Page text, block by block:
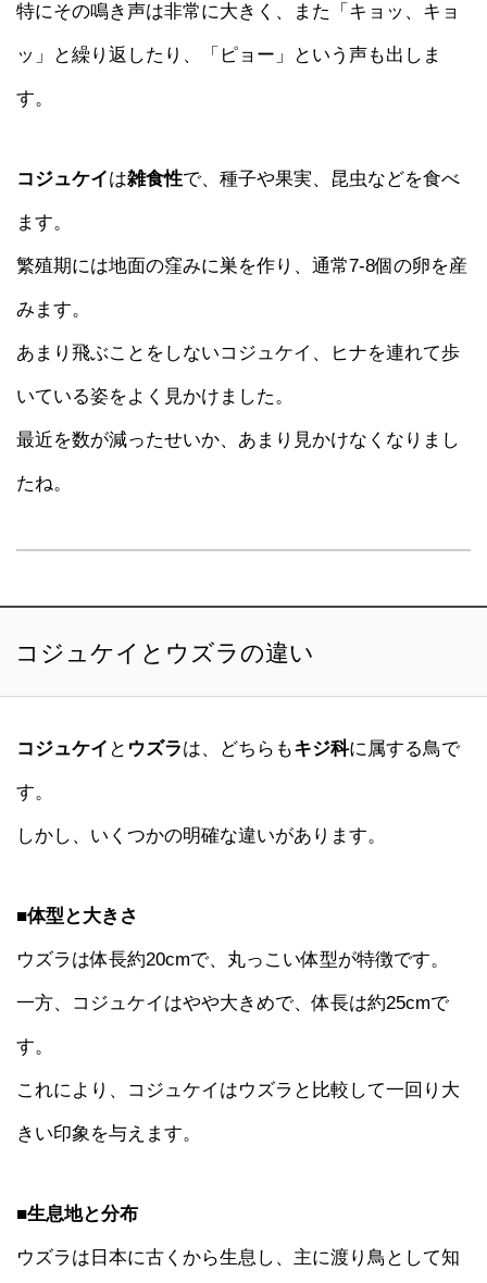
特にその鳴き声は非常に大きく、また「キョッ、キョ
ッ」と繰り返したり、「ピョー」という声も出しま
す。
コジュケイは雑食性で、種子や果実、昆虫などを食べ
ます。
繁殖期には地面の窪みに巣を作り、通常7-8個の卵を産
みます。
あまり飛ぶことをしないコジュケイ、ヒナを連れて歩
いている姿をよく見かけました。
最近を数が減ったせいか、あまり見かけなくなりまし
たね。
コジュケイとウズラの違い
コジュケイ と ウズラは、どちらもキジ科に属する鳥で
す。
しかし、いくつかの明確な違いがあります。
■体型と大きさ
ウズラは体長約20cmで、丸っこい体型が特徴です。
一方、コジュケイはやや大きめで、体長は約25cmで
す。
これにより、コジュケイはウズラと比較して一回り大
きい印象を与えます。
■生息地と分布
ウズラは日本に古くから生息し、主に渡り鳥として知